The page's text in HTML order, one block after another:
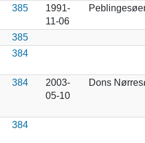
385
1991-
11-06
385
384
384
2003-
05-10
Dons
384